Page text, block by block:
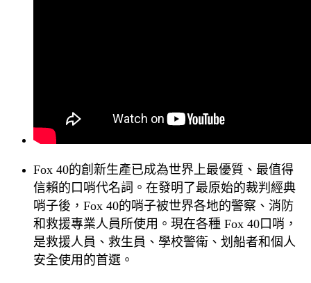
Fox 40的創新生產已成為世界上最優質、最值得
信賴的口哨代名詞。在發明了最原始的裁判經典
哨子後，Fox 40的哨子被世界各地的警察、消防
和救援專業人員所使用。現在各種 Fox 40口哨，
是救援人員、救生員、學校警衛、划船者和個人
安全使用的首選。